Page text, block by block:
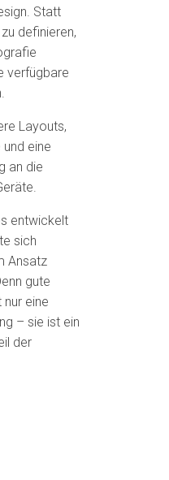
Statt
definieren,
verfügbare
Layouts,
eine
an die
entwickelt
sich
Ansatz
gute
eine
– sie ist ein
der